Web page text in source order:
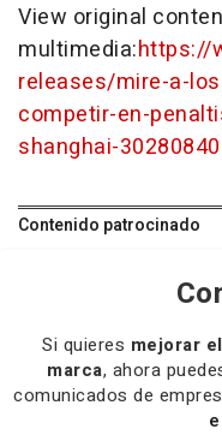
View original
multimedia:https://
releases/mire-a-
competir-en-
shanghai-
Contenido patrocinado
Si quieres mejorar
marca, ahora
comunicados de